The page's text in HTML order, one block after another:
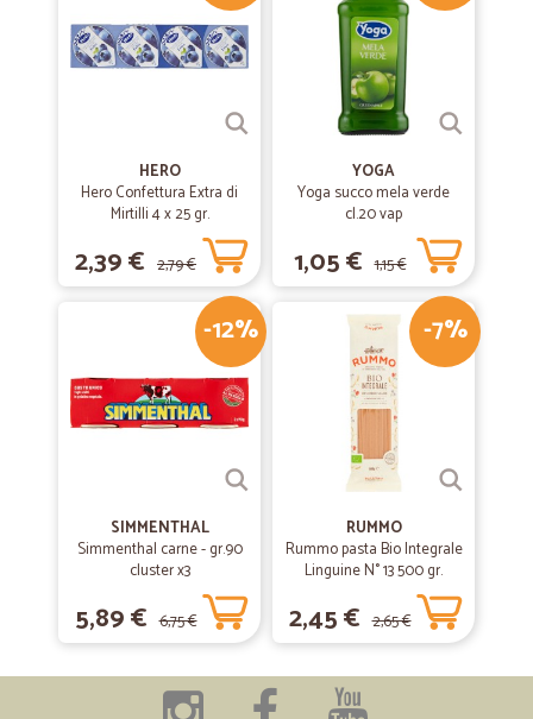
17/05/2020
Tutto perfetto
Tutto perfetto. Veloci e precisi. Ottimi anche i prezzi
molto soddisfatto.
molto soddisfatto.
24/02/2020
Massimo P.
Prodotto difficile da reperire da loro disponibile
18/01/2019
Fabio G.
Tutto perfetto
HERO
Hero Confettura Extra di
Mirtilli 4 x 25 gr.
2,39 € 2,79 €
YOGA
Yoga succo mela verde
cl.20 vap
1,05 € 1,15 €
-12%
SIMMENTHAL
Simmenthal carne - gr.90
cluster x3
5,89 € 6,75 €
-7%
RUMMO
Rummo pasta Bio Integrale
Linguine N° 13 500 gr.
2,45 € 2,65 €